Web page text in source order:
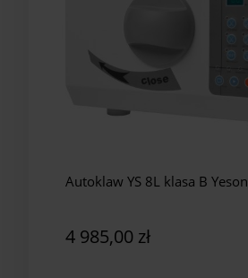
Autoklaw YS 8L klasa B Yeson
4 985,00 zł